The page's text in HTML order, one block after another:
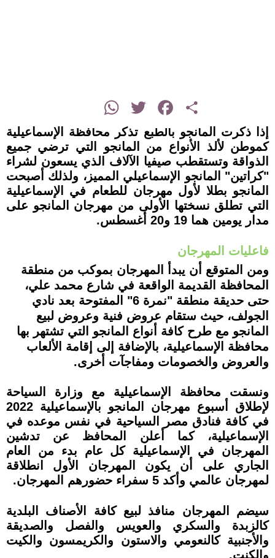
Share
Facebook
Twitter
WhatsApp
إذا ذكرت المانجو بالطبع تذكر محافظة الإسماعيلية
كموطن لألذ الأنواع من المانجو التي ترضي جميع
الذواقة وتستقطب صيفيا الآلاف الذي يسعون لشراء
"كراتين" المانجو الإسماعيلي المميز، ولذلك أصبحت
المانجو بطلا لأول مهرجان للطعام في الإسماعيلية
التي تطلق نسختها الأولى من مهرجان المانجو على
مدار يومين هما 19 و20 أغسطس.
فاعليات المهرجان
ومن المتوقع أن يبدأ المهرجان بموكب من منطقة
المحافظة القديمة الواقعة في شارع محمد علي،
حتى حديقة منطقة "نمرة 6" المفتوحة بعد نادي
الجولف، حيث ستقام عروض فنية وعروض لبيع
المانجو مع طرح كافة أنواع المانجو التي تشتهر بها
محافظة الإسماعيلية، بالإضافة إلى إقامة الألعاب
والعروض والخصومات ومفاجآت أخرى.
ونسقت محافظة الإسماعيلية مع وزارة السياحة
لإطلاق أسبوع مهرجان المانجو بالإسماعيلية 2022
في كافة فنادق مصر السياحية في نفس موعده في
الإسماعيلية، كما أعلن المحافظ عن تدشين
المهرجان في الإسماعيلية كل عام بدء من العام
الجاري على أن يكون المهرجان الأول انطلاقة
لمهرجان عالمي وأكد 5 سفراء حضورهم المهرجان.
سيضم المهرجان منافذ لبيع كافة الأصناف البلدية
كالزبدة والسكري والعويس والفصل والصديقة
والأجنبية كالنعومي والاستون والكريمسون والكيت
والكنت.